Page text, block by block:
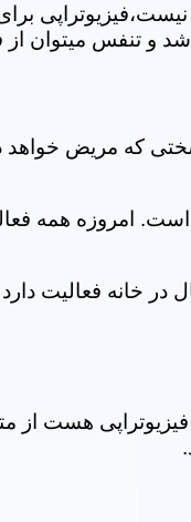
و تنفس میتوان از
سختی که مریض
امروزه همه
خانه فعالیت
هست از